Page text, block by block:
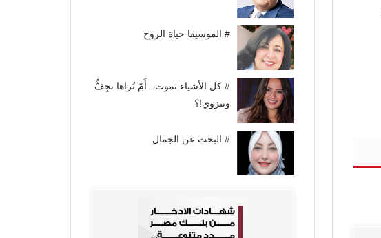
# الموسيقا حياة الروح
# كل الأشياء تموت.. أَمْ تُراها تجِفُّ
وتنزوي!؟
# البحث عن الجمال